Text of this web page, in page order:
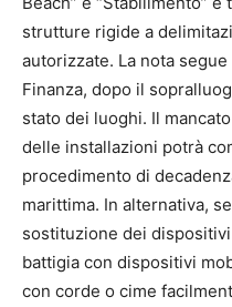
strutture rigide a
autorizzate. La nota
Finanza, dopo il
stato dei luoghi. Il
delle installazioni potrà
procedimento di
marittima. In alternativa,
sostituzione dei
battigia con dispositivi
con corde o cime